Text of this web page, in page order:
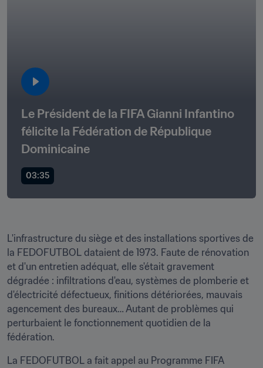
Le Président de la FIFA Gianni Infantino
félicite la Fédération de République
03:35
L'infrastructure du siège et des installations sportives de
la FEDOFUTBOL dataient de 1973. Faute de rénovation
et d'un entretien adéquat, elle s'était gravement
dégradée : infiltrations d'eau, systèmes de plomberie et
d'électricité défectueux, finitions détériorées, mauvais
agencement des bureaux… Autant de problèmes qui
perturbaient le fonctionnement quotidien de la
fédération.
La FEDOFUTBOL a fait appel au Programme FIFA